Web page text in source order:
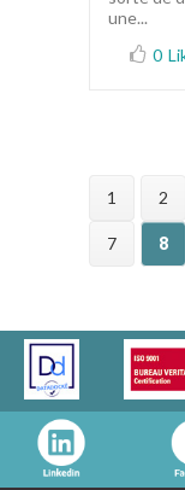
une...
0
1 2
7 8